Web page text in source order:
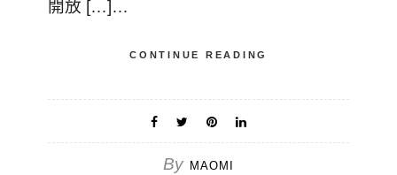
開放 […]…
CONTINUE READING
By MAOMI